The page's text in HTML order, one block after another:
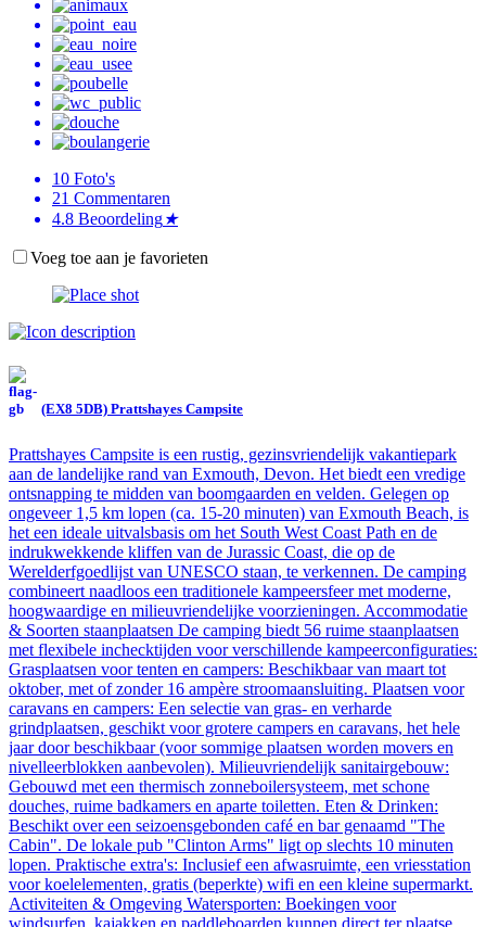
10 Foto's
21 Commentaren
4.8 Beoordeling★
Voeg toe aan je favorieten
(EX8 5DB) Prattshayes Campsite
Prattshayes Campsite is een rustig, gezinsvriendelijk vakantiepark
aan de landelijke rand van Exmouth, Devon. Het biedt een vredige
ontsnapping te midden van boomgaarden en velden. Gelegen op
ongeveer 1,5 km lopen (ca. 15-20 minuten) van Exmouth Beach, is
het een ideale uitvalsbasis om het South West Coast Path en de
indrukwekkende kliffen van de Jurassic Coast, die op de
Werelderfgoedlijst van UNESCO staan, te verkennen. De camping
combineert naadloos een traditionele kampeersfeer met moderne,
hoogwaardige en milieuvriendelijke voorzieningen. Accommodatie
& Soorten staanplaatsen De camping biedt 56 ruime staanplaatsen
met flexibele inchecktijden voor verschillende kampeerconfiguraties:
Grasplaatsen voor tenten en campers: Beschikbaar van maart tot
oktober, met of zonder 16 ampère stroomaansluiting. Plaatsen voor
caravans en campers: Een selectie van gras- en verharde
grindplaatsen, geschikt voor grotere campers en caravans, het hele
jaar door beschikbaar (voor sommige plaatsen worden movers en
nivelleerblokken aanbevolen). Milieuvriendelijk sanitairgebouw:
Gebouwd met een thermisch zonneboilersysteem, met schone
douches, ruime badkamers en aparte toiletten. Eten & Drinken:
Beschikt over een seizoensgebonden café en bar genaamd "The
Cabin". De lokale pub "Clinton Arms" ligt op slechts 10 minuten
lopen. Praktische extra's: Inclusief een afwasruimte, een vriesstation
voor koelelementen, gratis (beperkte) wifi en een kleine supermarkt.
Activiteiten & Omgeving Watersporten: Boekingen voor